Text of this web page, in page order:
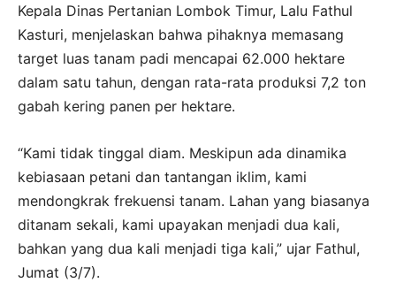
Kepala Dinas Pertanian Lombok Timur, Lalu Fathul
Kasturi, menjelaskan bahwa pihaknya memasang
target luas tanam padi mencapai 62.000 hektare
dalam satu tahun, dengan rata-rata produksi 7,2 ton
gabah kering panen per hektare.
“Kami tidak tinggal diam. Meskipun ada dinamika
kebiasaan petani dan tantangan iklim, kami
mendongkrak frekuensi tanam. Lahan yang biasanya
ditanam sekali, kami upayakan menjadi dua kali,
bahkan yang dua kali menjadi tiga kali,” ujar Fathul,
Jumat (3/7).